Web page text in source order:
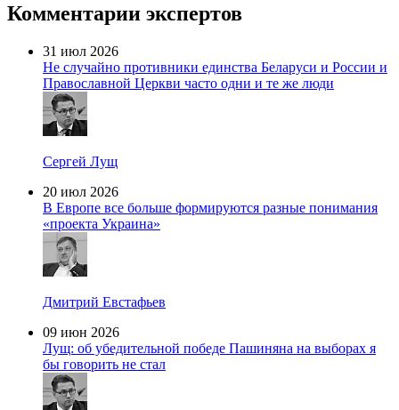
Комментарии экспертов
31 июл 2026
Не случайно противники единства Беларуси и России и
Православной Церкви часто одни и те же люди
Сергей Лущ
20 июл 2026
В Европе все больше формируются разные понимания
«проекта Украина»
Дмитрий Евстафьев
09 июн 2026
Лущ: об убедительной победе Пашиняна на выборах я
бы говорить не стал